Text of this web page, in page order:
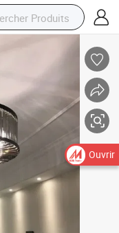
Ouvrir